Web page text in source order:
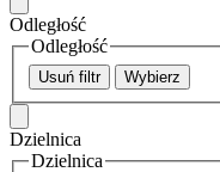
Odległość
Odległość
Usuń filtr Wybierz
Dzielnica
Dzielnica